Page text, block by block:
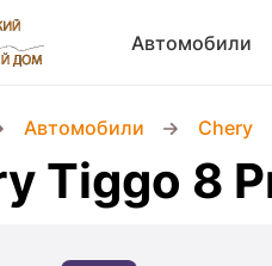
Автомобили
Автомобили Chery
Tiggo 8